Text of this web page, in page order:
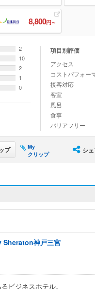
8,800円～
2
10
2
1
0
項目別評価
アクセス
コストパフォー
接客対応
客室
風呂
食事
バリアフリー
プ
My
クリップ
シ
神戸三宮
ビジネスホテル。